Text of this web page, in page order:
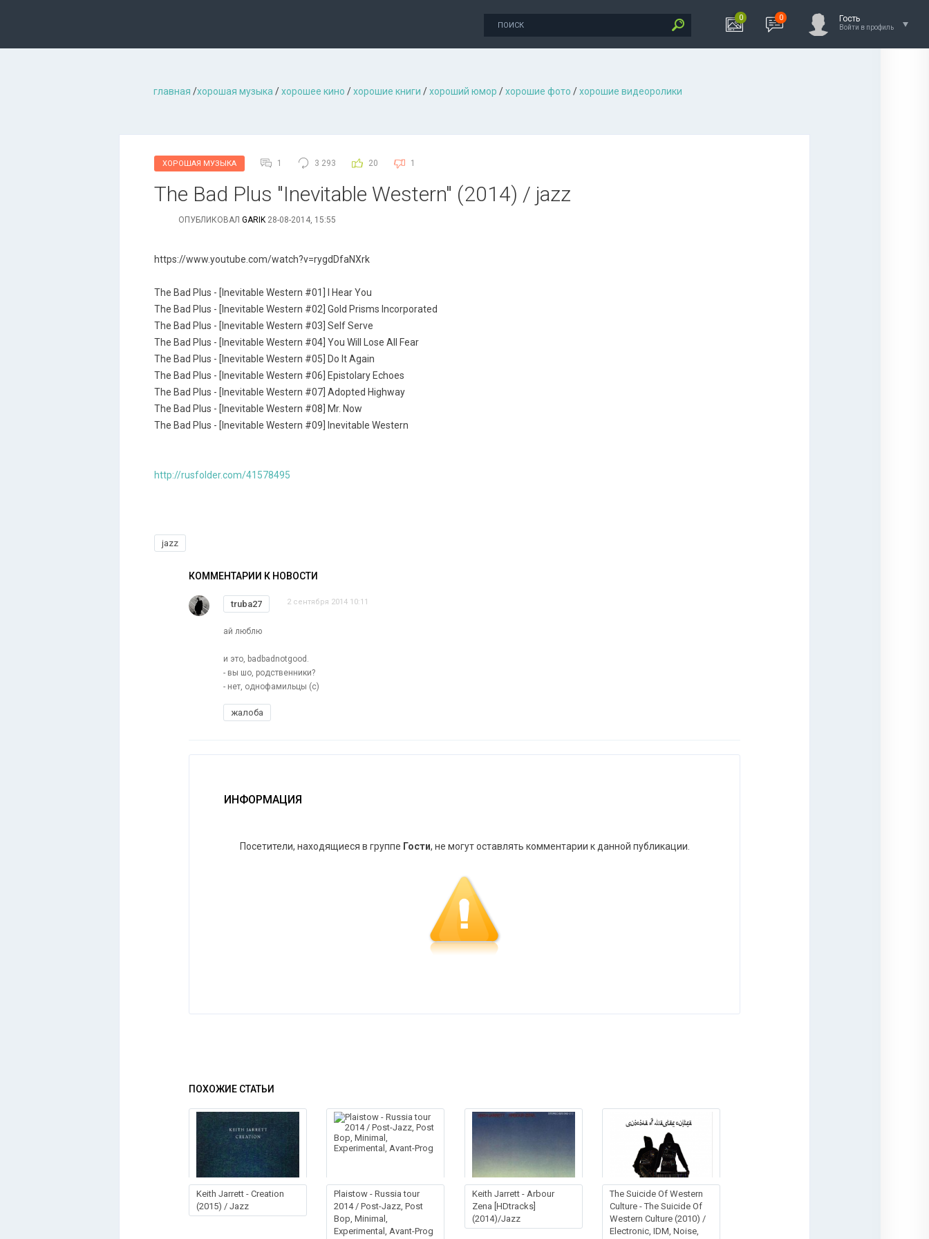
0 0 Гость
Войти в профиль
главная /хорошая музыкa /хорошее кино /хорошие книги /хороший юмор /хорошие фото /хорошие видеоролики
ХОРОШАЯ МУЗЫКА 1 3 293 20 1
The Bad Plus "Inevitable Western" (2014) / jazz
ОПУБЛИКОВАЛ GARIK 28-08-2014, 15:55
https://www.youtube.com/watch?v=rygdDfaNXrk
The Bad Plus - [Inevitable Western #01] I Hear You
The Bad Plus - [Inevitable Western #02] Gold Prisms Incorporated
The Bad Plus - [Inevitable Western #03] Self Serve
The Bad Plus - [Inevitable Western #04] You Will Lose All Fear
The Bad Plus - [Inevitable Western #05] Do It Again
The Bad Plus - [Inevitable Western #06] Epistolary Echoes
The Bad Plus - [Inevitable Western #07] Adopted Highway
The Bad Plus - [Inevitable Western #08] Mr. Now
The Bad Plus - [Inevitable Western #09] Inevitable Western
http://rusfolder.com/41578495
jazz
КОММЕНТАРИИ К НОВОСТИ
truba27 2 сентября 2014 10:11
ай люблю
и это, badbadnotgood.
- вы шо, родственники?
- нет, однофамильцы (с)
жалоба
ИНФОРМАЦИЯ
Посетители, находящиеся в группе Гости, не могут оставлять комментарии к данной публикации.
ПОХОЖИЕ СТАТЬИ
Keith Jarrett - Creation
(2015) / Jazz
Plaistow - Russia tour
2014 / Post-Jazz, Post
Bop, Minimal,
Experimental, Avant-Prog
Keith Jarrett - Arbour
Zena [HDtracks]
(2014)/Jazz
The Suicide Of Western
Culture - The Suicide Of
Western Culture (2010) /
Electronic, IDM, Noise,